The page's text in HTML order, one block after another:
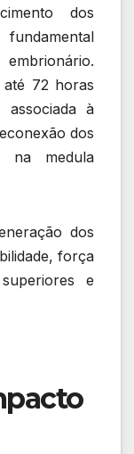
dos
até 72 horas
à
dos
na medula
dos
força
e